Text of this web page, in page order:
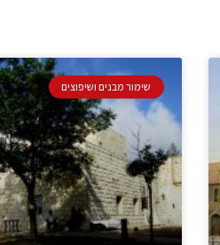
שימור מבנים ושיפוצים